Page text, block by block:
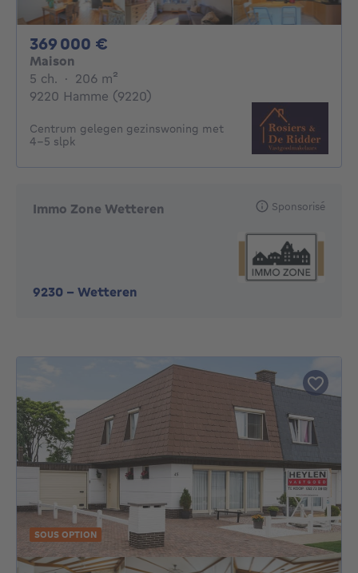
369 000 €
Maison
5 ch. 5 chambres
· 206 m²
9220 Hamme (9220)
Centrum gelegen gezinswoning met
4-5 slpk
Immo Zone Wetteren
9230 - Wetteren
Sponsorisé
SOUS OPTION